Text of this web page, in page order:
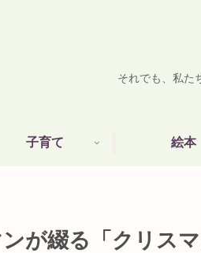
それでも、私た
子育て 絵本
が綴る「クリス